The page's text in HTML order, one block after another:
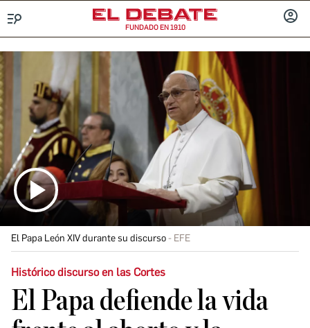
FUNDADO EN 1910
El Papa León XIV durante su discurso EFE
Histórico discurso en las Cortes
El Papa defiende la vida